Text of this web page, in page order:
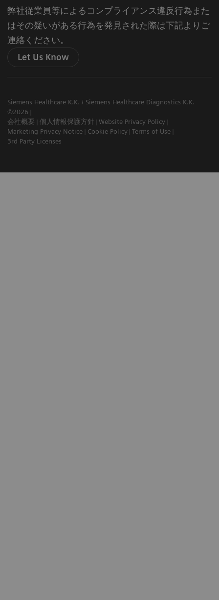
弊社従業員等によるコンプライアンス違反行為また
はその疑いがある行為を発見された際は下記よりご
連絡ください。
Let Us Know
Siemens Healthcare K.K. / Siemens Healthcare Diagnostics K.K.
©2026
会社概要
個人情報保護方針
Website Privacy Policy
Marketing Privacy Notice
Cookie Policy Terms of Use
3rd Party Licenses